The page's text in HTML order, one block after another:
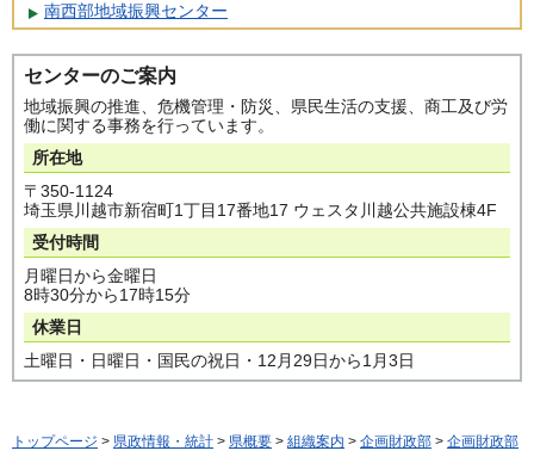
南西部地域振興センター
センターのご案内
地域振興の推進、危機管理・防災、県民生活の支援、商工及び労
働に関する事務を行っています。
所在地
〒350-1124
埼玉県川越市新宿町1丁目17番地17 ウェスタ川越公共施設棟4F
受付時間
月曜日から金曜日
8時30分から17時15分
休業日
土曜日・日曜日・国民の祝日・12月29日から1月3日
トップページ > 県政情報・統計 > 県概要 > 組織案内 > 企画財政部 > 企画財政部